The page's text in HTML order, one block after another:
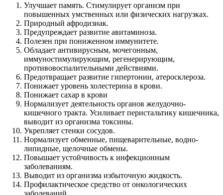
Улучшает память. Стимулирует организм при
повышенных умственных или физических нагрузках.
Природный афродизиак.
Предупреждает развитие авитаминоза.
Полезен при пониженном иммунитете.
Обладает антивирусным, мочегонным,
иммуностимулирующим, регенерирующим,
противовоспалительными действиями.
Предотвращает развитие гипертонии, атеросклероза.
Понижает уровень холестерина в крови.
Понижает сахар в крови
Нормализует деятельность органов желудочно-
кишечного тракта. Усиливает перистальтику кишечника,
выводит из организма токсины.
Укрепляет стенки сосудов.
Нормализует обменные, пищеварительные, водно-
липидные, щелочные обмены.
Повышает устойчивость к инфекционным
заболеваниям.
Выводит из организма избыточную жидкость.
Профилактическое средство от онкологических
заболеваний.